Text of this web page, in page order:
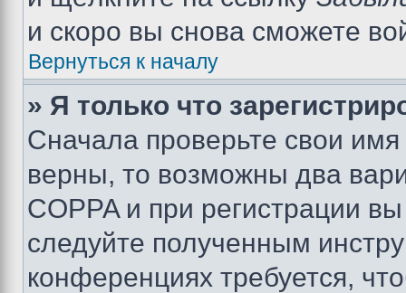
и скоро вы снова сможете
Вернуться к началу
» Я только что
Сначала проверьте свои
верны, то возможны два
COPPA и при регистрации
следуйте полученным
конференциях требуется,